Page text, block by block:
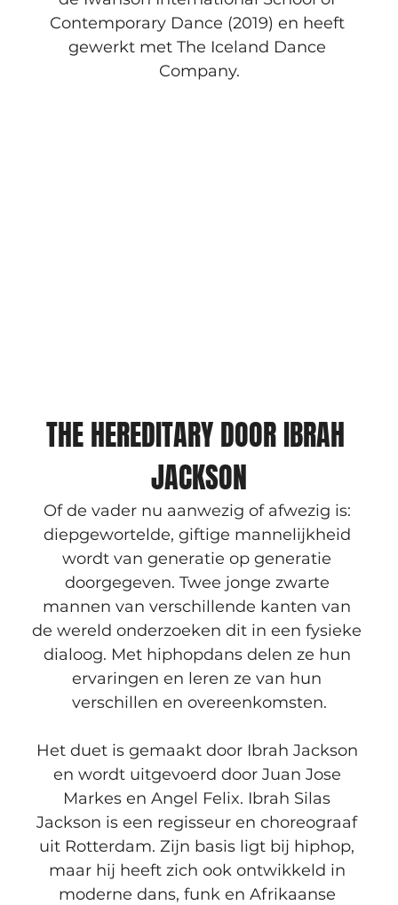
Contemporary Dance (2019) en heeft
gewerkt met The Iceland Dance
Company.
THE HEREDITARY DOOR IBRAH
JACKSON
Of de vader nu aanwezig of afwezig is:
diepgewortelde, giftige mannelijkheid
wordt van generatie op generatie
doorgegeven. Twee jonge zwarte
mannen van verschillende kanten van
de wereld onderzoeken dit in een fysieke
dialoog. Met hiphopdans delen ze hun
ervaringen en leren ze van hun
verschillen en overeenkomsten.
Het duet is gemaakt door Ibrah Jackson
en wordt uitgevoerd door Juan Jose
Markes en Angel Felix. Ibrah Silas
Jackson is een regisseur en choreograaf
uit Rotterdam. Zijn basis ligt bij hiphop,
maar hij heeft zich ook ontwikkeld in
moderne dans, funk en Afrikaanse